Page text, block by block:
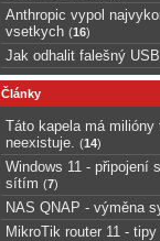
Anthropic vypol
vsetkych (16)
Jak odhalit falešný
Články
Táto kapela má
neexistuje.
(14)
Windows 11 - připojení
sítím (7)
NAS QNAP - výměna
MikroTik router 11 - tipy